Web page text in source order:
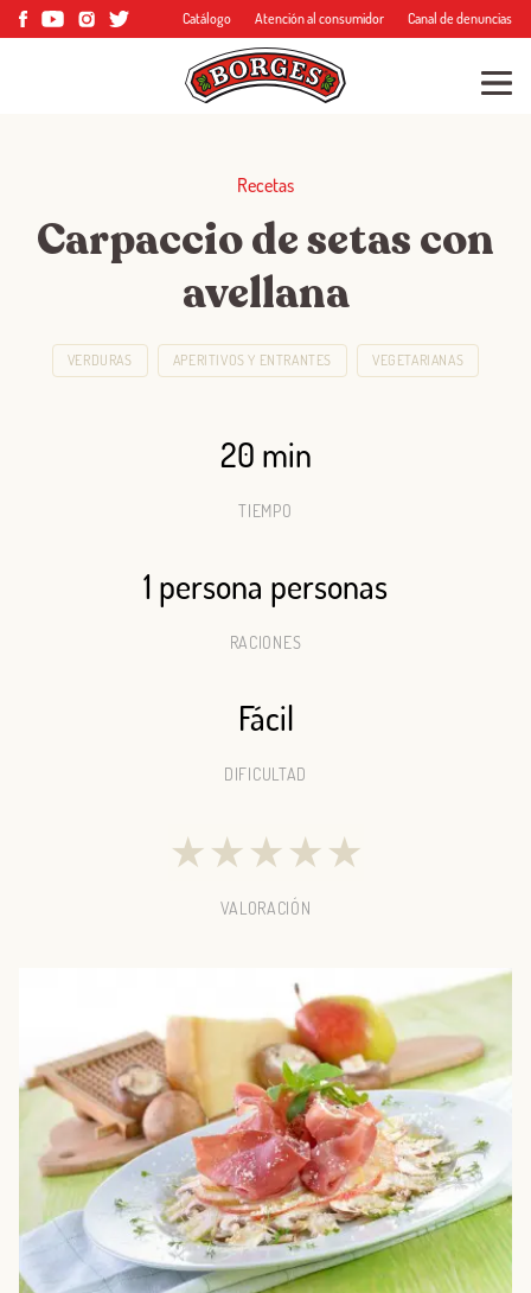
Catálogo Atención al consumidor Canal de denuncias
Recetas
Carpaccio de setas con
avellana
VERDURAS APERITIVOS Y ENTRANTES VEGETARIANAS
20 min
TIEMPO
1 persona personas
RACIONES
Fácil
DIFICULTAD
★★★★★
VALORACIÓN